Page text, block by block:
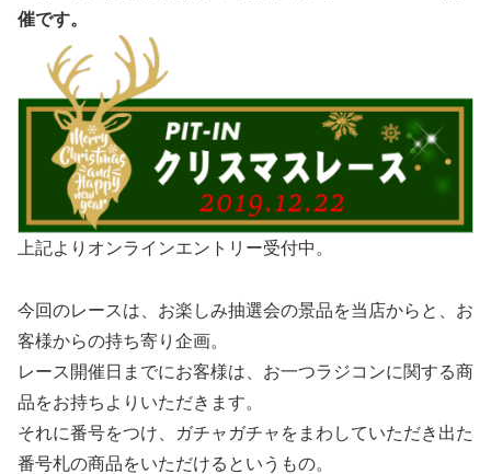
催です。
上記よりオンラインエントリー受付中。
今回のレースは、お楽しみ抽選会の景品を当店からと、お
客様からの持ち寄り企画。
レース開催日までにお客様は、お一つラジコンに関する商
品をお持ちよりいただきます。
それに番号をつけ、ガチャガチャをまわしていただき出た
番号札の商品をいただけるというもの。